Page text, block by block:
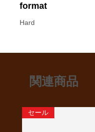
format
Hard
関連商品
セール